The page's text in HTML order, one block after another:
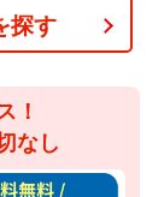
探す
！
なし